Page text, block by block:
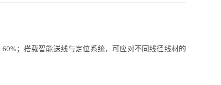
；搭载智能送线与定位系统，可应对不同线径线材的